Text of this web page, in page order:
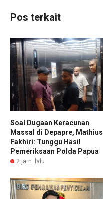
Pos terkait
Soal Dugaan Keracunan
Massal di Depapre, Mathius
Fakhiri: Tunggu Hasil
Pemeriksaan Polda Papua
2 jam lalu